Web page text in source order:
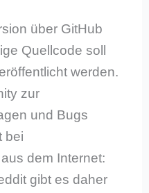
über GitHub
Quellcode soll
werden.
zur
und Bugs
bei
dem Internet:
gibt es daher